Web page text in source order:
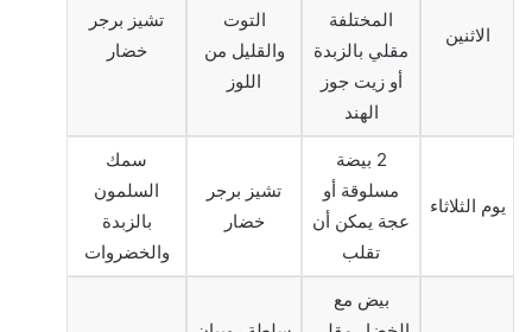
الاثنين
المختلفة
مقلي بالزبدة
أو زيت جوز
الهند
التوت
والقليل من
اللوز
تشيز برجر
خضار
يوم الثلاثاء
2 بيضة
مسلوقة أو
عجة يمكن أن
تقلب
تشيز برجر
خضار
سمك
السلمون
بالزبدة
والخضروات
بيض مع